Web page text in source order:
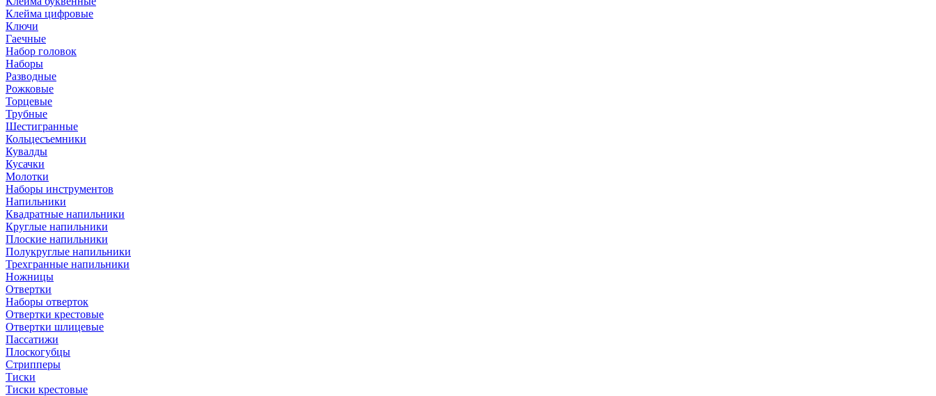
Клейма цифровые
Ключи
Гаечные
Набор головок
Наборы
Разводные
Рожковые
Торцевые
Трубные
Шестигранные
Кольцесъемники
Кувалды
Кусачки
Молотки
Наборы инструментов
Напильники
Квадратные напильники
Круглые напильники
Плоские напильники
Полукруглые напильники
Трехгранные напильники
Ножницы
Отвертки
Наборы отверток
Отвертки крестовые
Отвертки шлицевые
Пассатижи
Плоскогубцы
Стрипперы
Тиски
Тиски крестовые